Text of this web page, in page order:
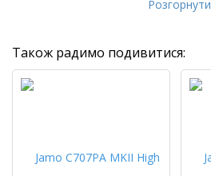
Розгорнути
Також радимо подивитися: